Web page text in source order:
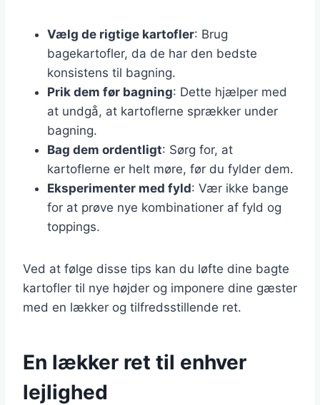
Vælg de rigtige kartofler: Brug
bagekartofler, da de har den bedste
konsistens til bagning.
Prik dem før bagning: Dette hjælper med
at undgå, at kartoflerne sprækker under
bagning.
Bag dem ordentligt: Sørg for, at
kartoflerne er helt møre, før du fylder dem.
Eksperimenter med fyld: Vær ikke bange
for at prøve nye kombinationer af fyld og
toppings.
Ved at følge disse tips kan du løfte dine bagte
kartofler til nye højder og imponere dine gæster
med en lækker og tilfredsstillende ret.
En lækker ret til enhver
lejlighed